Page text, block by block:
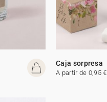
Caja sorpresa
A partir de 0,95 €